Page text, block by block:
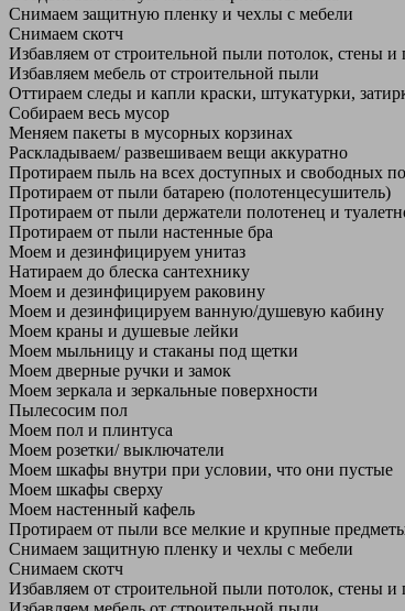
Снимаем защитную пленку и чехлы с мебели
Снимаем скотч
Избавляем от строительной пыли потолок, стены и
Избавляем мебель от строительной пыли
Оттираем следы и капли краски, штукатурки,
Собираем весь мусор
Меняем пакеты в мусорных корзинах
Раскладываем/ развешиваем вещи аккуратно
Протираем пыль на всех доступных и свободных
Протираем от пыли батарею (полотенцесушитель)
Протираем от пыли держатели полотенец и
Протираем от пыли настенные бра
Моем и дезинфицируем унитаз
Натираем до блеска сантехнику
Моем и дезинфицируем раковину
Моем и дезинфицируем ванную/душевую кабину
Моем краны и душевые лейки
Моем мыльницу и стаканы под щетки
Моем дверные ручки и замок
Моем зеркала и зеркальные поверхности
Пылесосим пол
Моем пол и плинтуса
Моем розетки/ выключатели
Моем шкафы внутри при условии, что они пустые
Моем шкафы сверху
Моем настенный кафель
Протираем от пыли все мелкие и крупные
Снимаем защитную пленку и чехлы с мебели
Снимаем скотч
Избавляем от строительной пыли потолок, стены и